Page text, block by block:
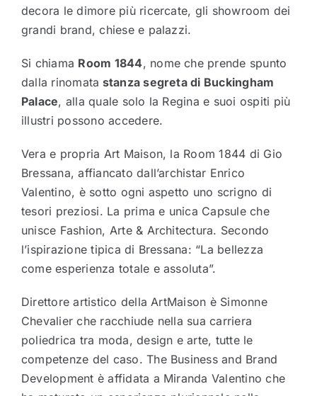
decora le dimore più ricercate, gli showroom dei
grandi brand, chiese e palazzi.
Si chiama Room 1844, nome che prende spunto
dalla rinomata stanza segreta di Buckingham
Palace, alla quale solo la Regina e suoi ospiti più
illustri possono accedere.
Vera e propria Art Maison, la Room 1844 di Gio
Bressana, affiancato dall’archistar Enrico
Valentino, è sotto ogni aspetto uno scrigno di
tesori preziosi. La prima e unica Capsule che
unisce Fashion, Arte & Architectura. Secondo
l’ispirazione tipica di Bressana: “La bellezza
come esperienza totale e assoluta”.
Direttore artistico della ArtMaison è Simonne
Chevalier che racchiude nella sua carriera
poliedrica tra moda, design e arte, tutte le
competenze del caso. The Business and Brand
Development è affidata a Miranda Valentino che